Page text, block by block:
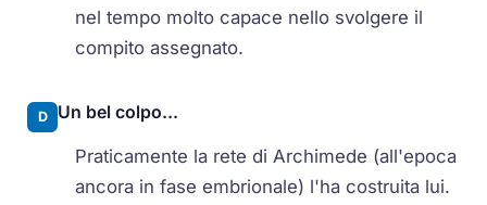
nel tempo molto capace nello svolgere il
compito assegnato.
D Un bel colpo...
Praticamente la rete di Archimede (all'epoca
ancora in fase embrionale) l'ha costruita lui.